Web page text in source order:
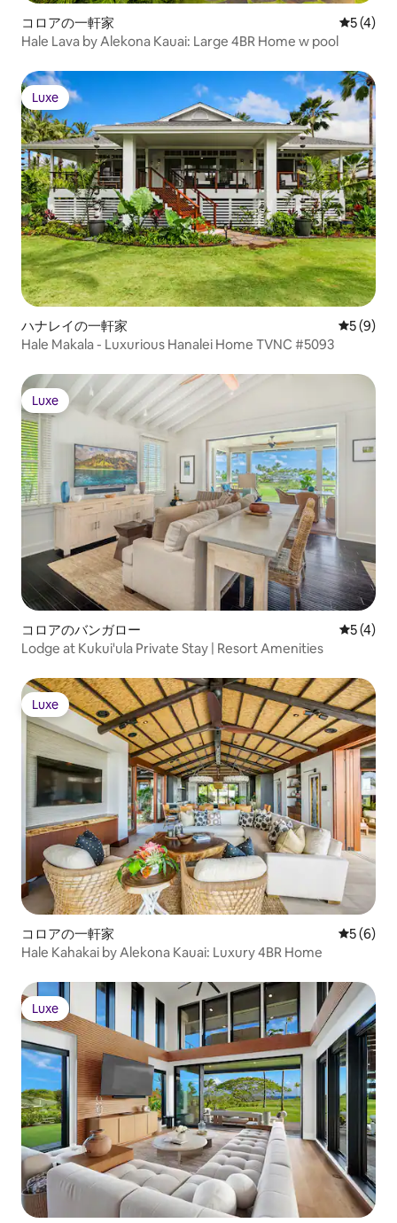
コロアの一軒家 レビュー
5 (4)
Hale Lava by Alekona Kauai: Large 4BR Home w pool
Luxe
Luxe
ハナレイの一軒家 レビュー
5 (9)
Hale Makala - Luxurious Hanalei Home TVNC #5093
Luxe
Luxe
コロアのバンガロー レビュー
5 (4)
Lodge at Kukui'ula Private Stay | Resort Amenities
Luxe
Luxe
コロアの一軒家 レビュー
5 (6)
Hale Kahakai by Alekona Kauai: Luxury 4BR Home
Luxe
Luxe